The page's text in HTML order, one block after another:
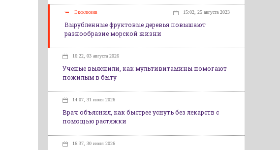
Эксклюзив 15:02, 25 августа 2023
Вырубленные фруктовые деревья повышают
разнообразие морской жизни
16:22, 03 августа 2026
Ученые выяснили, как мультивитамины помогают
пожилым в быту
14:07, 31 июля 2026
Врач объяснил, как быстрее уснуть без лекарств с
помощью растяжки
16:37, 30 июля 2026